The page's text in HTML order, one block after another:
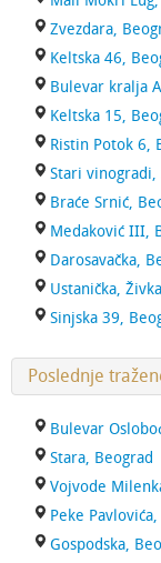
Zvezdara,
Keltska 46,
Bulevar kralja
Keltska 15,
Ristin Potok 6,
Stari vinogradi,
Braće Srnić,
Medaković III,
Darosavačka,
Ustanička,
Sinjska 39,
Poslednje
Bulevar
Stara, Beograd
Vojvode
Peke
Gospodska,